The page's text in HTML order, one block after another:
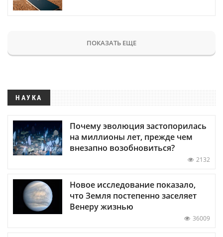
ПОКАЗАТЬ ЕЩЕ
НАУКА
Почему эволюция застопорилась
на миллионы лет, прежде чем
внезапно возобновиться?
2132
Новое исследование показало,
что Земля постепенно заселяет
Венеру жизнью
36009